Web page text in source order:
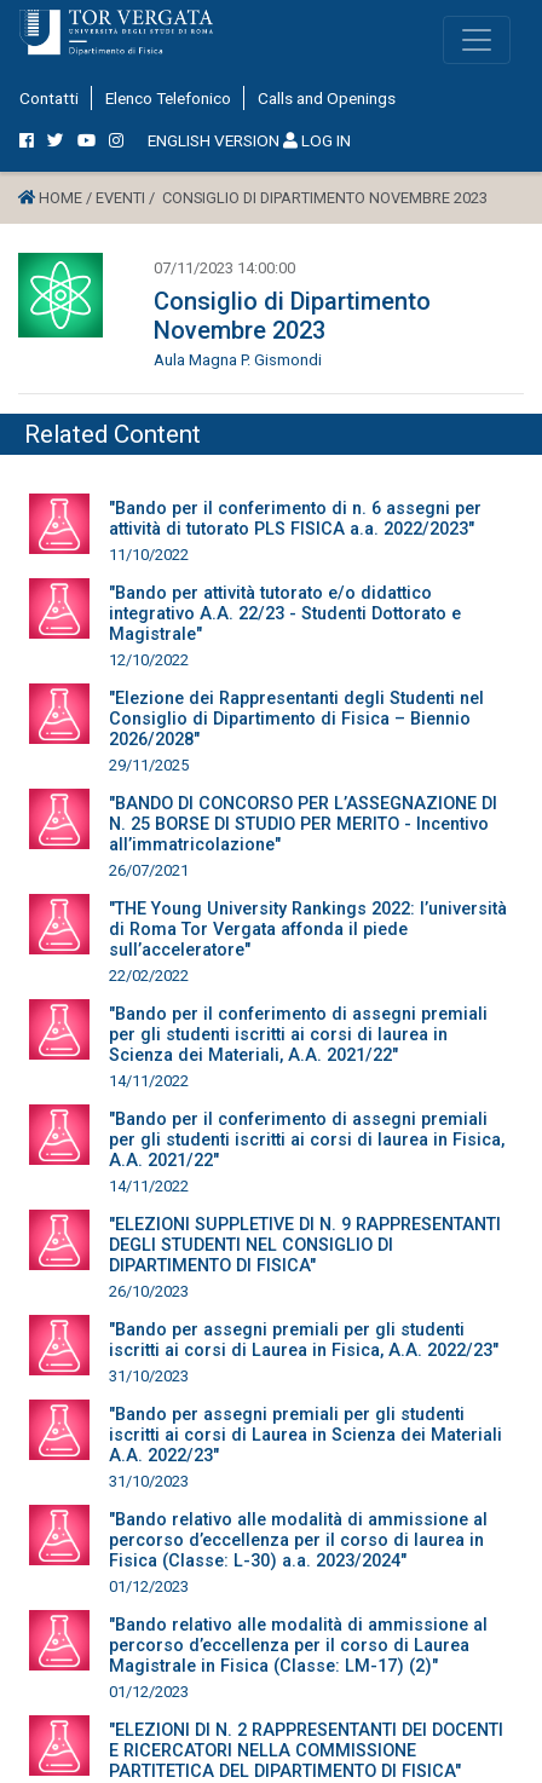
Contatti Elenco Telefonico Calls and Openings
ENGLISH VERSION LOG IN
HOME / EVENTI / CONSIGLIO DI DIPARTIMENTO NOVEMBRE 2023
07/11/2023 14:00:00
Consiglio di Dipartimento
Novembre 2023
Aula Magna P. Gismondi
Related Content
"Bando per il conferimento di n. 6 assegni per
attività di tutorato PLS FISICA a.a. 2022/2023"
11/10/2022
"Bando per attività tutorato e/o didattico
integrativo A.A. 22/23 - Studenti Dottorato e
Magistrale"
12/10/2022
"Elezione dei Rappresentanti degli Studenti nel
Consiglio di Dipartimento di Fisica – Biennio
2026/2028"
29/11/2025
"BANDO DI CONCORSO PER L’ASSEGNAZIONE DI
N. 25 BORSE DI STUDIO PER MERITO - Incentivo
all’immatricolazione"
26/07/2021
"THE Young University Rankings 2022: l’università
di Roma Tor Vergata affonda il piede
sull’acceleratore"
22/02/2022
"Bando per il conferimento di assegni premiali
per gli studenti iscritti ai corsi di laurea in
Scienza dei Materiali, A.A. 2021/22"
14/11/2022
"Bando per il conferimento di assegni premiali
per gli studenti iscritti ai corsi di laurea in Fisica,
A.A. 2021/22"
14/11/2022
"ELEZIONI SUPPLETIVE DI N. 9 RAPPRESENTANTI
DEGLI STUDENTI NEL CONSIGLIO DI
DIPARTIMENTO DI FISICA"
26/10/2023
"Bando per assegni premiali per gli studenti
iscritti ai corsi di Laurea in Fisica, A.A. 2022/23"
31/10/2023
"Bando per assegni premiali per gli studenti
iscritti ai corsi di Laurea in Scienza dei Materiali
A.A. 2022/23"
31/10/2023
"Bando relativo alle modalità di ammissione al
percorso d’eccellenza per il corso di laurea in
Fisica (Classe: L-30) a.a. 2023/2024"
01/12/2023
"Bando relativo alle modalità di ammissione al
percorso d’eccellenza per il corso di Laurea
Magistrale in Fisica (Classe: LM-17) (2)"
01/12/2023
"ELEZIONI DI N. 2 RAPPRESENTANTI DEI DOCENTI
E RICERCATORI NELLA COMMISSIONE
PARTITETICA DEL DIPARTIMENTO DI FISICA"